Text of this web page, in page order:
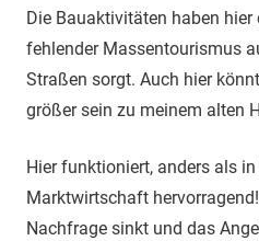
Die Bauaktivitäten haben
fehlender Massentourismus
Straßen sorgt. Auch hier
größer sein zu meinem alten
Hier funktioniert, anders als
Marktwirtschaft
Nachfrage sinkt und das